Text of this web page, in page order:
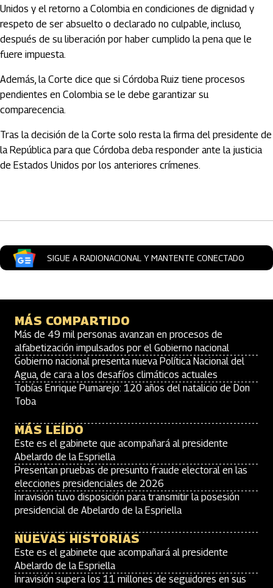
Unidos y el retorno a Colombia en condiciones de dignidad y
respeto de ser absuelto o declarado no culpable, incluso,
después de su liberación por haber cumplido la pena que le
fuere impuesta.
Además, la Corte dice que si Córdoba Ruiz tiene procesos
pendientes en Colombia se le debe garantizar su
comparecencia.
Tras la decisión de la Corte solo resta la firma del presidente de
la República para que Córdoba deba responder ante la justicia
de Estados Unidos por los anteriores crímenes.
SIGUE A RADIONACIONAL Y MANTENTE CONECTADO
MÁS COMPARTIDO
Más de 49 mil personas avanzan en procesos de
alfabetización impulsados por el Gobierno nacional
Gobierno nacional presenta nueva Política Nacional del
Agua, de cara a los desafíos climáticos actuales
Tobías Enrique Pumarejo: 120 años del natalicio de Don
Toba
MÁS LEÍDO
Este es el gabinete que acompañará al presidente
Abelardo de la Espriella
Presentan pruebas de presunto fraude electoral en las
elecciones presidenciales de 2026
Inravisión tuvo disposición para transmitir la posesión
presidencial de Abelardo de la Espriella
NUEVAS HISTORIAS
Este es el gabinete que acompañará al presidente
Abelardo de la Espriella
Inravisión supera los 11 millones de seguidores en sus